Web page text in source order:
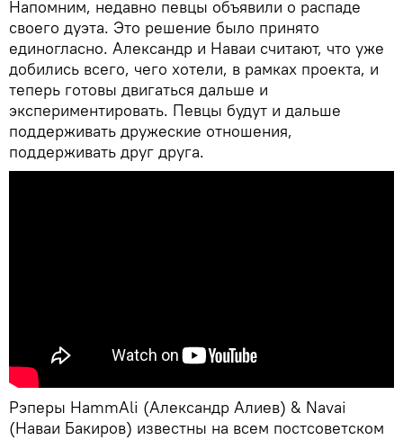
Напомним, недавно певцы объявили о распаде
своего дуэта. Это решение было принято
единогласно. Александр и Наваи считают, что уже
добились всего, чего хотели, в рамках проекта, и
теперь готовы двигаться дальше и
экспериментировать. Певцы будут и дальше
поддерживать дружеские отношения,
поддерживать друг друга.
Рэперы HammAli (Александр Алиев) & Navai
(Наваи Бакиров) известны на всем постсоветском